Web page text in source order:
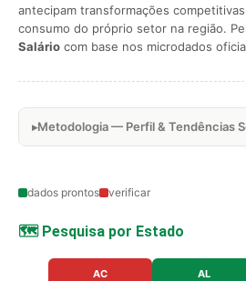
antecipam transformações
consumo do próprio setor na região.
Salário com base nos microdados
Metodologia — Perfil & Tendências
dados prontos verificar
🗺️ Pesquisa por Estado
AC AL